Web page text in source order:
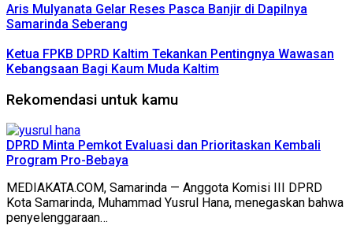
Aris Mulyanata Gelar Reses Pasca Banjir di Dapilnya
Samarinda Seberang
Ketua FPKB DPRD Kaltim Tekankan Pentingnya Wawasan
Kebangsaan Bagi Kaum Muda Kaltim
Rekomendasi untuk kamu
DPRD Minta Pemkot Evaluasi dan Prioritaskan Kembali
Program Pro-Bebaya
MEDIAKATA.COM, Samarinda — Anggota Komisi III DPRD
Kota Samarinda, Muhammad Yusrul Hana, menegaskan bahwa
penyelenggaraan…